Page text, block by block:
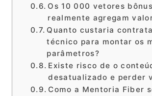
Os 10 000 vetores bônus
realmente agregam
Quanto custaria
técnico para montar os
parâmetros?
Existe risco de o
desatualizado e perder
Como a Mentoria Fiber